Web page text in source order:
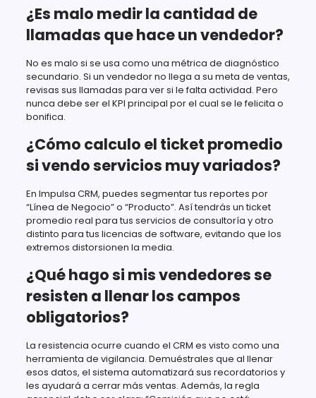
¿Es malo medir la cantidad de
llamadas que hace un vendedor?
No es malo si se usa como una métrica de diagnóstico
secundario. Si un vendedor no llega a su meta de ventas,
revisas sus llamadas para ver si le falta actividad. Pero
nunca debe ser el KPI principal por el cual se le felicita o
bonifica.
¿Cómo calculo el ticket promedio
si vendo servicios muy variados?
En Impulsa CRM, puedes segmentar tus reportes por
“Línea de Negocio” o “Producto”. Así tendrás un ticket
promedio real para tus servicios de consultoría y otro
distinto para tus licencias de software, evitando que los
extremos distorsionen la media.
¿Qué hago si mis vendedores se
resisten a llenar los campos
obligatorios?
La resistencia ocurre cuando el CRM es visto como una
herramienta de vigilancia. Demuéstrales que al llenar
esos datos, el sistema automatizará sus recordatorios y
les ayudará a cerrar más ventas. Además, la regla